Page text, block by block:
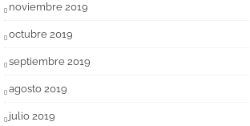
noviembre 2019
octubre 2019
septiembre 2019
agosto 2019
julio 2019